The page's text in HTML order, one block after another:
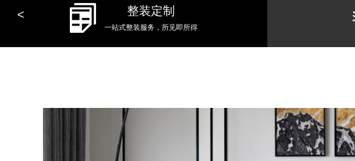
整装定制
一站式整装服务，所见即所得
<